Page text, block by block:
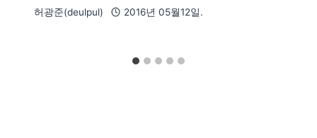
허광준(deulpul) 2016년 05월12일.